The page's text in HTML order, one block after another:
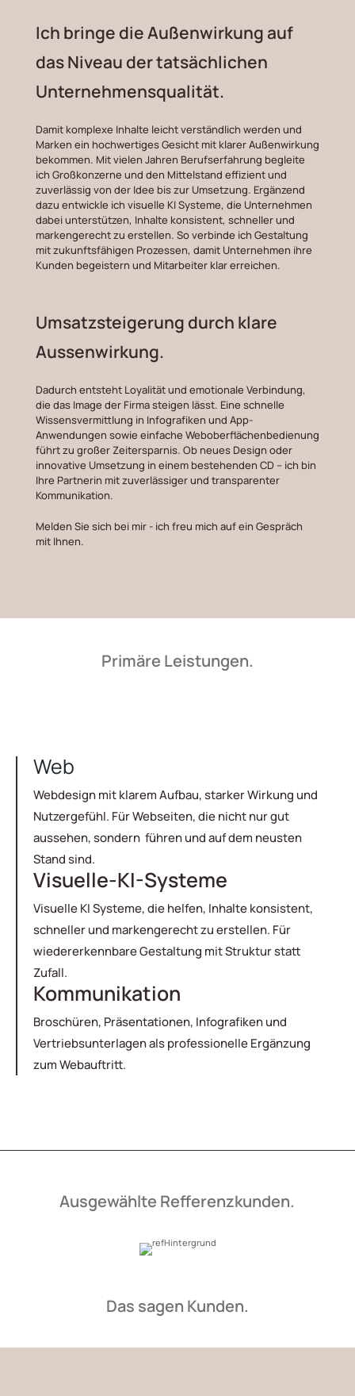
Ich bringe die Außenwirkung auf
das Niveau der tatsächlichen
Unternehmensqualität.
Damit komplexe Inhalte leicht verständlich werden und
Marken ein hochwertiges Gesicht mit klarer Außenwirkung
bekommen. Mit vielen Jahren Berufserfahrung begleite
ich Großkonzerne und den Mittelstand effizient und
zuverlässig von der Idee bis zur Umsetzung. Ergänzend
dazu entwickle ich visuelle KI Systeme, die Unternehmen
dabei unterstützen, Inhalte konsistent, schneller und
markengerecht zu erstellen. So verbinde ich Gestaltung
mit zukunftsfähigen Prozessen, damit Unternehmen ihre
Kunden begeistern und Mitarbeiter klar erreichen.
Umsatzsteigerung durch klare
Aussenwirkung.
Dadurch entsteht Loyalität und emotionale Verbindung,
die das Image der Firma steigen lässt. Eine schnelle
Wissensvermittlung in Infografiken und App-
Anwendungen sowie einfache ­Weboberflächenbedienung
führt zu großer Zeitersparnis. Ob neues Design oder
innovative Umsetzung in einem bestehenden CD – ich bin
Ihre Partnerin mit zuverlässiger und transparenter
Kommunikation.
Melden Sie sich bei mir - ich freu mich auf ein Gespräch
mit Ihnen.
Primäre Leistungen.
Web
Webdesign mit klarem Aufbau, starker Wirkung und
Nutzergefühl. Für Webseiten, die nicht nur gut
aussehen, sondern führen und auf dem neusten
Stand sind.
Visuelle-KI-Systeme
Visuelle KI Systeme, die helfen, Inhalte konsistent,
schneller und markengerecht zu erstellen. Für
wiedererkennbare Gestaltung mit Struktur statt
Zufall.
Kommunikation
Broschüren, Präsentationen, Infografiken und
Vertriebsunterlagen als professionelle Ergänzung
zum Webauftritt.
Ausgewählte Refferenzkunden.
Das sagen Kunden.